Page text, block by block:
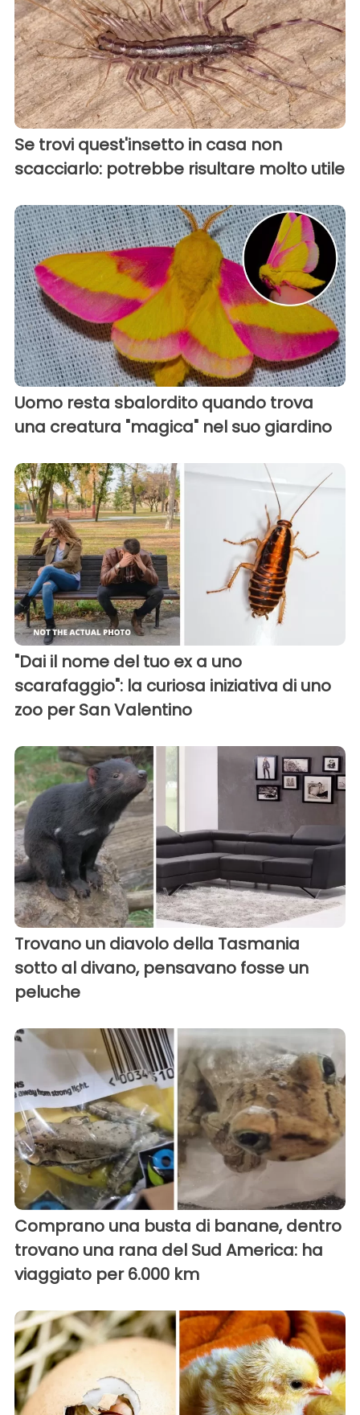
Se trovi quest'insetto in casa non
scacciarlo: potrebbe risultare molto utile
Uomo resta sbalordito quando trova
una creatura "magica" nel suo giardino
"Dai il nome del tuo ex a uno
scarafaggio": la curiosa iniziativa di uno
zoo per San Valentino
Trovano un diavolo della Tasmania
sotto al divano, pensavano fosse un
peluche
Comprano una busta di banane, dentro
trovano una rana del Sud America: ha
viaggiato per 6.000 km